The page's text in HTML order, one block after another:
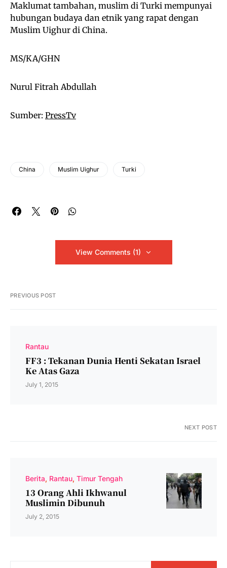
Maklumat tambahan, muslim di Turki mempunyai
hubungan budaya dan etnik yang rapat dengan
Muslim Uighur di China.
MS/KA/GHN
Nurul Fitrah Abdullah
Sumber: PressTv
China Muslim Uighur Turki
View Comments (1)
PREVIOUS POST
Rantau
FF3 : Tekanan Dunia Henti Sekatan Israel
Ke Atas Gaza
July 1, 2015
NEXT POST
Berita Rantau Timur Tengah
13 Orang Ahli Ikhwanul
Muslimin Dibunuh
July 2, 2015